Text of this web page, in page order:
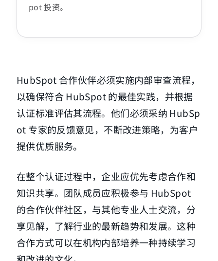
pot 投资。
HubSpot 合作伙伴必须实施内部审查流程，
以确保符合 HubSpot 的最佳实践，并根据
认证标准评估其流程。他们必须采纳 HubSp
ot 专家的反馈意见，不断改进策略，为客户
提供优质服务。
在整个认证过程中，企业应优先考虑合作和
知识共享。团队成员应积极参与 HubSpot
的合作伙伴社区，与其他专业人士交流，分
享见解，了解行业的最新趋势和发展。这种
合作方式可以在机构内部培养一种持续学习